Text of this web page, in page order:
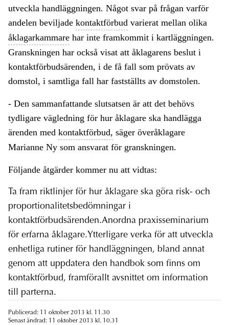
utveckla handläggningen. Något svar på frågan varför
andelen beviljade kontaktförbud varierat mellan olika
åklagarkammare har inte framkommit i kartläggningen.
Granskningen har också visat att åklagarens beslut i
kontaktförbudsärenden, i de få fall som prövats av
domstol, i samtliga fall har fastställts av domstolen.
- Den sammanfattande slutsatsen är att det behövs
tydligare vägledning för hur åklagare ska handlägga
ärenden med kontaktförbud, säger överåklagare
Marianne Ny som ansvarat för granskningen.
Följande åtgärder kommer nu att vidtas:
Ta fram riktlinjer för hur åklagare ska göra risk- och
proportionalitetsbedömningar i
kontaktförbudsärenden.Anordna praxisseminarium
för erfarna åklagare.Ytterligare verka för att utveckla
enhetliga rutiner för handläggningen, bland annat
genom att uppdatera den handbok som finns om
kontaktförbud, framförallt avsnittet om information
till parterna.
Publicerad: 11 oktober 2013 kl. 11.30
Senast ändrad: 11 oktober 2013 kl. 10.31